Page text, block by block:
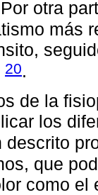
otra
más
20.
de la
los
descrito
que
como